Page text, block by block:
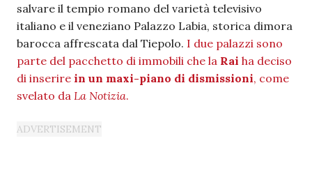
salvare il tempio romano del varietà televisivo
italiano e il veneziano Palazzo Labia, storica dimora
barocca affrescata dal Tiepolo. I due palazzi sono
parte del pacchetto di immobili che la Rai ha deciso
di inserire in un maxi-piano di dismissioni, come
svelato da La Notizia.